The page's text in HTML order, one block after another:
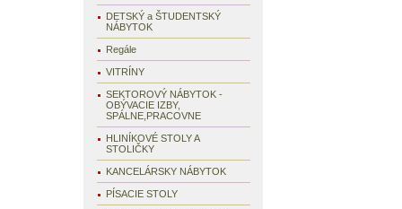
DETSKÝ a ŠTUDENTSKÝ
NÁBYTOK
Regále
VITRÍNY
SEKTOROVÝ NÁBYTOK -
OBÝVACIE IZBY,
SPÁLNE,PRACOVNE
HLINÍKOVÉ STOLY A
STOLIČKY
KANCELÁRSKY NÁBYTOK
PÍSACIE STOLY